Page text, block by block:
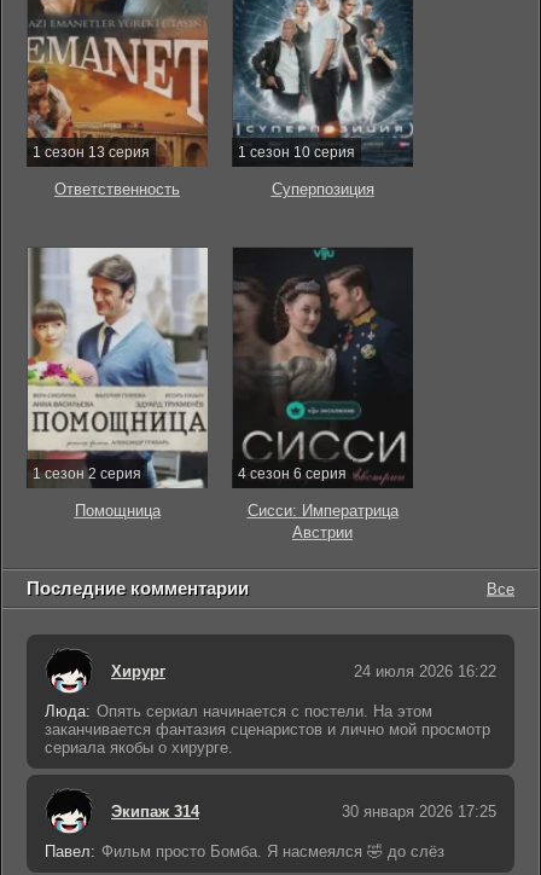
1 сезон 13 серия
Ответственность
1 сезон 10 серия
Суперпозиция
1 сезон 2 серия
Помощница
4 сезон 6 серия
Сисси: Императрица
Австрии
Последние комментарии Все
Хирург 24 июля 2026 16:22
Люда: Опять сериал начинается с постели. На этом
заканчивается фантазия сценаристов и лично мой просмотр
сериала якобы о хирурге.
Экипаж 314 30 января 2026 17:25
Павел: Фильм просто Бомба. Я насмеялся 🤣 до слёз